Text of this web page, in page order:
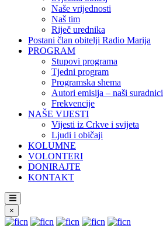
Naše vrijednosti
Naš tim
Riječ urednika
Postani član obitelji Radio Marija
PROGRAM
Stupovi programa
Tjedni program
Programska shema
Autori emisija – naši suradnici
Frekvencije
NAŠE VIJESTI
Vijesti iz Crkve i svijeta
Ljudi i običaji
KOLUMNE
VOLONTERI
DONIRAJTE
KONTAKT
×